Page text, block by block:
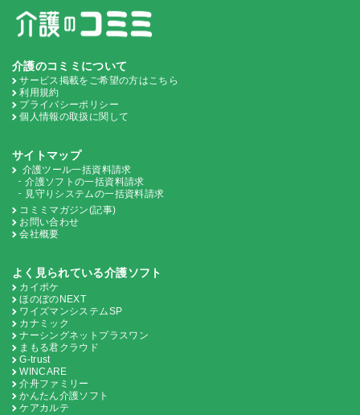
介護のコミミについて
サービス掲載をご希望の方はこちら
利用規約
プライバシーポリシー
個人情報の取扱に関して
サイトマップ
介護ツール一括資料請求
介護ソフトの一括資料請求
見守りシステムの一括資料請求
コミミマガジン(記事)
お問い合わせ
会社概要
よく見られている介護ソフト
カイポケ
ほのぼのNEXT
ワイズマンシステムSP
カナミック
ナーシングネットプラスワン
まもる君クラウド
G-trust
WINCARE
介舟ファミリー
かんたん介護ソフト
ケアカルテ